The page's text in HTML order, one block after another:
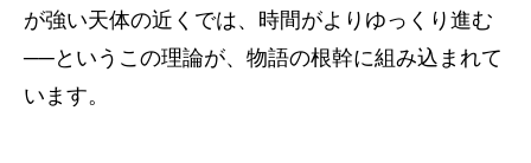
が強い天体の近くでは、時間がよりゆっくり進む
──というこの理論が、物語の根幹に組み込まれて
います。